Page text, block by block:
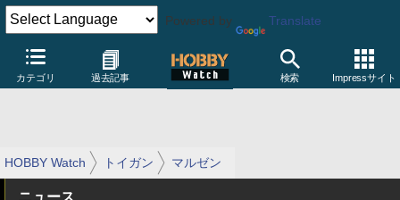
Powered by Translate
カテゴリ 過去記事 検索 Impressサイト
HOBBY Watch トイガン マルゼン
ニュース